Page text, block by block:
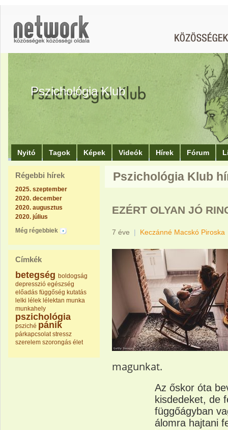
Pszichológia Klub
Nyitó Tagok Képek Videók Hírek Fórum
Régebbi hírek
2025. szeptember
2020. december
2020. augusztus
2020. július
Még régebbiek
Címkék
betegség boldogság
depresszió egészség
előadás függőség kutatás
lelki lélek lélektan munka
munkahely
pszichológia
psziché pánik
párkapcsolat stressz
szerelem szorongás élet
Pszichológia Klub
EZÉRT OLYAN JÓ
7 éve | Keczánné Macskó Piroska
magunkat.
Az őskor óta
kisdedeket, de
függőágyban
álomra hajtani